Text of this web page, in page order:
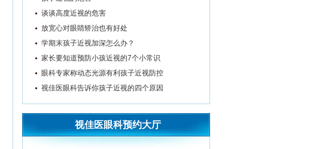
谈谈高度近视的危害
放宽心对眼睛矫治也有好处
学期末孩子近视加深怎么办？
家长要知道预防小孩近视的7个小常识
眼科专家称动态光源有利孩子近视防控
视佳医眼科告诉你孩子近视的四个原因
视佳医眼科预约大厅